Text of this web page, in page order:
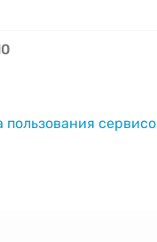
пользования